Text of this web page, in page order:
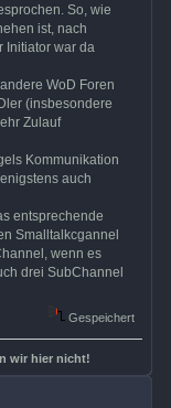
So, wie
ist, nach
Initiator war da
WoD Foren
(insbesondere
Zulauf
Kommunikation
auch
entsprechende
Smalltalkcgannel
wenn es
drei SubChannel
Gespeichert
wir hier nicht!